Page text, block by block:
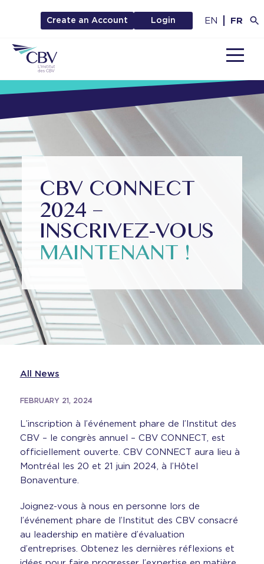
Create an Account Login EN FR
CBV CONNECT
2024 –
INSCRIVEZ-VOUS
MAINTENANT !
All News
FEBRUARY 21, 2024
L’inscription à l’événement phare de l’Institut des
CBV – le congrès annuel – CBV CONNECT, est
officiellement ouverte. CBV CONNECT aura lieu à
Montréal les 20 et 21 juin 2024, à l’Hôtel
Bonaventure.
Joignez-vous à nous en personne lors de
l’événement phare de l’Institut des CBV consacré
au leadership en matière d’évaluation
d’entreprises. Obtenez les dernières réflexions et